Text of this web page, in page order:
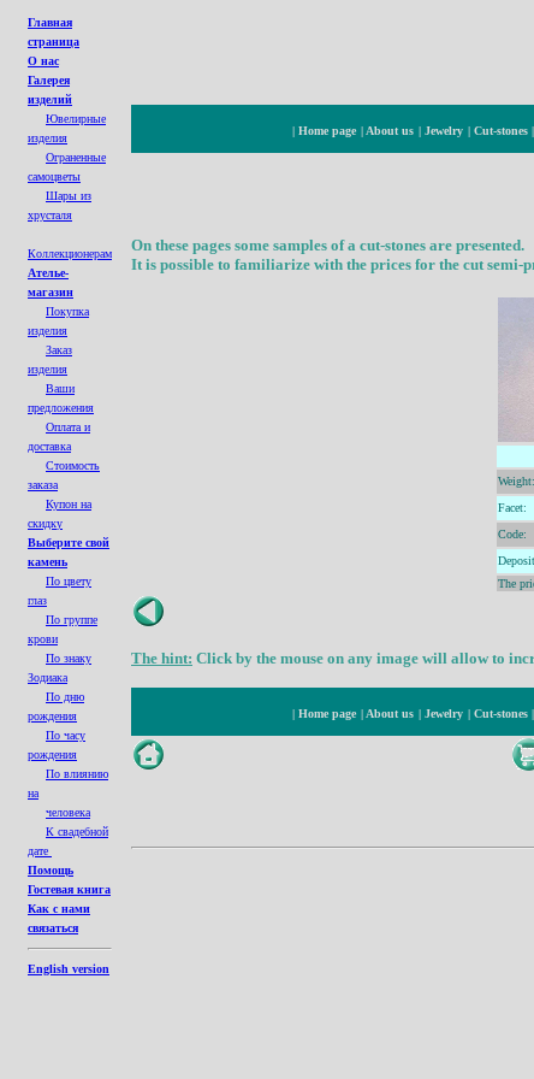
Главная
страница
О нас
Галерея
изделий
Ювелирные
изделия
Ограненные
cамоцветы
Шары из
хрусталя
Коллекционерам
Ателье-
магазин
Покупка
изделия
Заказ
изделия
Ваши
предложения
Оплата и
доставка
Стоимость
заказа
Купон на
скидку
Выберите свой
камень
По цвету
глаз
По группе
крови
По знаку
Зодиака
По дню
рождения
По часу
рождения
По влиянию
на
человека
К свадебной
дате
Помощь
Гостевая книга
Как с нами
связаться
English version
| Home page | About us | Jewelry | Cut-stones |
On these pages some samples of a cut-stones are presented.
It is possible to familiarize with the prices for the cut semi-
Weight:
Facet:
Code:
Deposit
The
The hint: Click by the mouse on any image will allow to
| Home page | About us | Jewelry | Cut-stones |